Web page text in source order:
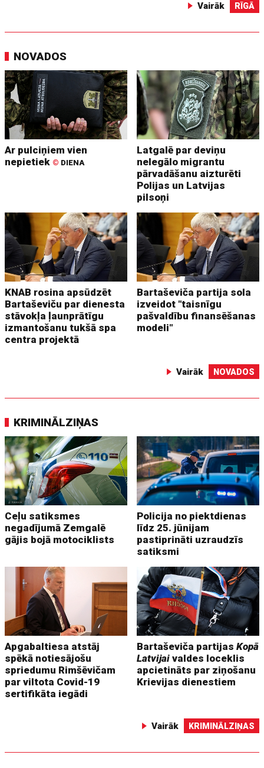
Vairāk RĪGĀ
NOVADOS
Ar pulciņiem vien
nepietiek © DIENA
Latgalē par deviņu
nelegālo migrantu
pārvadāšanu aizturēti
Polijas un Latvijas
pilsoņi
KNAB rosina apsūdzēt
Bartaševiču par dienesta
stāvokļa ļaunprātīgu
izmantošanu tukšā spa
centra projektā
Bartaševiča partija sola
izveidot "taisnīgu
pašvaldību finansēšanas
modeli"
Vairāk NOVADOS
KRIMINĀLZIŅAS
Ceļu satiksmes
negadījumā Zemgalē
gājis bojā motociklists
Policija no piektdienas
līdz 25. jūnijam
pastiprināti uzraudzīs
satiksmi
Apgabaltiesa atstāj
spēkā notiesājošu
spriedumu Rimšēvičam
par viltota Covid-19
sertifikāta iegādi
Bartaševiča partijasKopā
Latvijai valdes loceklis
apcietināts par ziņošanu
Krievijas dienestiem
Vairāk KRIMINĀLZIŅAS